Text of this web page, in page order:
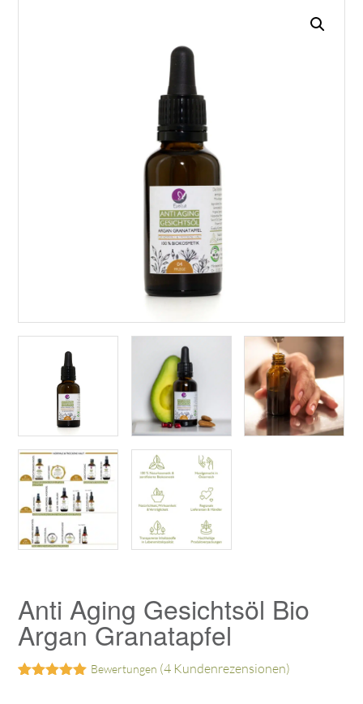
Anti Aging Gesichtsöl Bio
Argan Granatapfel
Bewertungen (4 Kundenrezensionen)